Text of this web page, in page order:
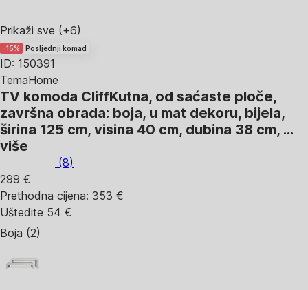
Prikaži sve (+6)
-15% Posljednji komad
ID: 150391
TemaHome
TV komoda CliffKutna, od saćaste ploče,
završna obrada: boja, u mat dekoru, bijela,
širina 125 cm, visina 40 cm, dubina 38 cm, …
više
(8)
299 €
Prethodna cijena: 353 €
Uštedite 54 €
Boja (2)